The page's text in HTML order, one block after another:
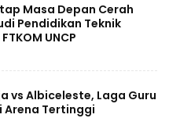
Masa Depan Cerah
Pendidikan Teknik
UNCP
vs Albiceleste, Laga Guru
Arena Tertinggi